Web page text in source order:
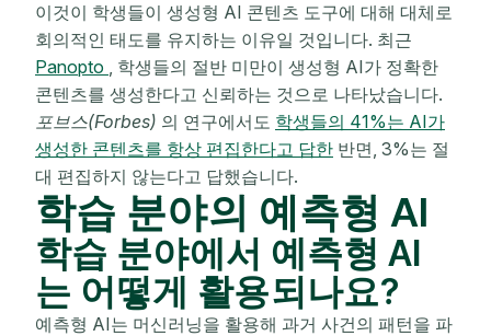
이것이 학생들이 생성형 AI 콘텐츠 도구에 대해 대체로
회의적인 태도를 유지하는 이유일 것입니다. 최근
Panopto , 학생들의 절반 미만이 생성형 AI가 정확한
콘텐츠를 생성한다고 신뢰하는 것으로 나타났습니다.
포브스(Forbes) 의 연구에서도 학생들의 41%는 AI가
생성한 콘텐츠를 항상 편집한다고 답한 반면, 3%는 절
대 편집하지 않는다고 답했습니다.
학습 분야의 예측형 AI
학습 분야에서 예측형 AI
는 어떻게 활용되나요?
예측형 AI는 머신러닝을 활용해 과거 사건의 패턴을 파